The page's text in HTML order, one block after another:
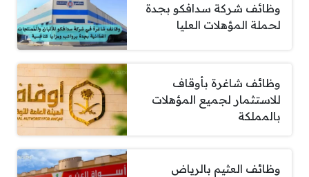
وظائف شركة سدافكو بجدة
لحملة المؤهلات العليا
وظائف شاغرة بأوقاف
للاستثمار لجميع المؤهلات
بالمملكة
وظائف العثيم بالرياض